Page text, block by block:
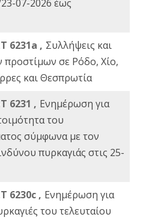
07-2026 έως
6231a , Συλλήψεις και
προστίμων σε Ρόδο, Χίο,
και Θεσπρωτία
6231 , Ενημέρωση για
του
σύμφωνα με τον
πυρκαγιάς στις 25-
6230c , Ενημέρωση για
του τελευταίου